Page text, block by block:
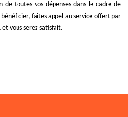
de toutes vos dépenses dans le cadre de
faites appel au service offert par
et vous serez satisfait.